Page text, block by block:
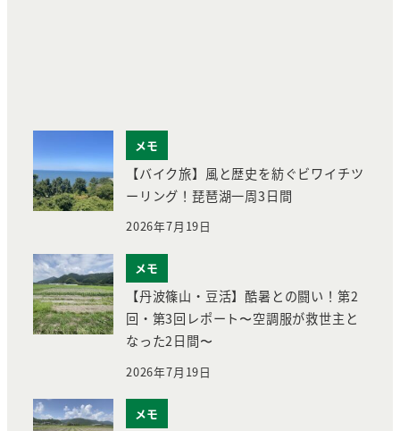
メモ
【バイク旅】風と歴史を紡ぐビワイチツ
ーリング！琵琶湖一周3日間
2026年7月19日
メモ
【丹波篠山・豆活】酷暑との闘い！第2
回・第3回レポート〜空調服が救世主と
なった2日間〜
2026年7月19日
メモ